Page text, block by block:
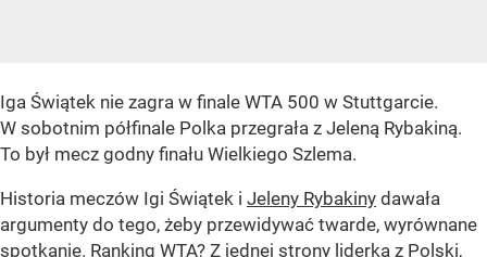
Iga Świątek nie zagra w finale WTA 500 w Stuttgarcie.
W sobotnim półfinale Polka przegrała z Jeleną Rybakiną.
To był mecz godny finału Wielkiego Szlema.
Historia meczów Igi Świątek i Jeleny Rybakiny dawała
argumenty do tego, żeby przewidywać twarde, wyrównane
spotkanie. Ranking WTA? Z jednej strony liderka z Polski,